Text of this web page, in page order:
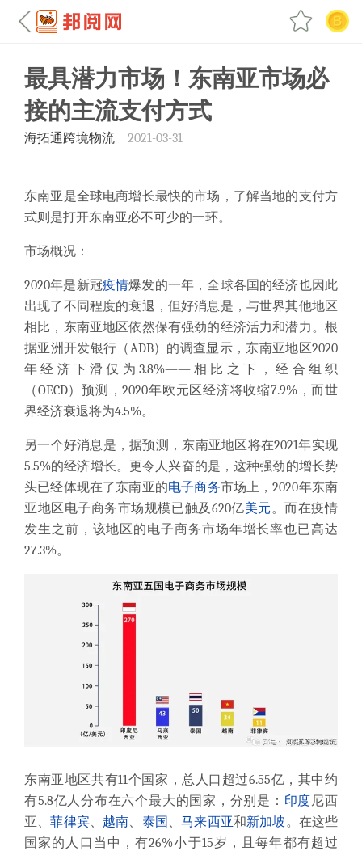
最具潜力市场！东南亚市场必
接的主流支付方式
海拓通跨境物流 2021-03-31
东南亚是全球电商增长最快的市场，了解当地的支付方
式则是打开东南亚必不可少的一环。
市场概况：
2020年是新冠疫情爆发的一年，全球各国的经济也因此
出现了不同程度的衰退，但好消息是，与世界其他地区
相比，东南亚地区依然保有强劲的经济活力和潜力。根
据亚洲开发银行（ADB）的调查显示，东南亚地区2020
年经济下滑仅为3.8%——相比之下，经合组织
（OECD）预测，2020年欧元区经济将收缩7.9%，而世
界经济衰退将为4.5%。
另一个好消息是，据预测，东南亚地区将在2021年实现
5.5%的经济增长。更令人兴奋的是，这种强劲的增长势
头已经体现在了东南亚的电子商务市场上，2020年东南
亚地区电子商务市场规模已触及620亿美元。而在疫情
发生之前，该地区的电子商务市场年增长率也已高达
27.3%。
东南亚地区共有11个国家，总人口超过6.55亿，其中约
有5.8亿人分布在六个最大的国家，分别是： 印度尼西
亚、菲律宾、 越南 泰国 、马来西亚和新加坡 。在这些
国家的人口当中，有26%小于15岁，且每年都有超过